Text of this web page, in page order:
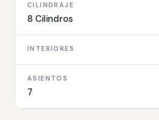
CILINDRAJE
8 Cilindros
INTERIORES
ASIENTOS
7